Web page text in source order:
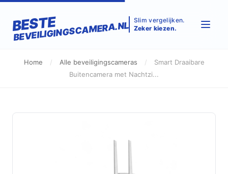
BESTE
BEVEILIGINGSCAMERA.NL Slim vergelijken.
Zeker kiezen.
Home / Alle beveiligingscameras /
Smart Draaibare
Buitencamera met Nachtzi...